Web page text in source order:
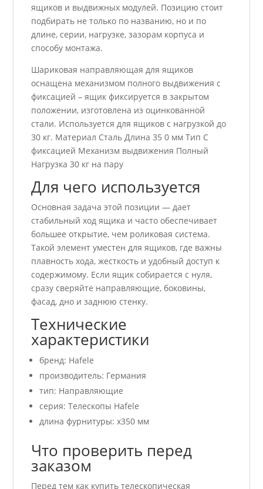
ящиков и выдвижных модулей. Позицию стоит
подбирать не только по названию, но и по
длине, серии, нагрузке, зазорам корпуса и
способу монтажа.
Шариковая направляющая для ящиков
оснащена механизмом полного выдвижения с
фиксацией – ящик фиксируется в закрытом
положении, изготовлена из оцинкованной
стали. Используется для ящиков с нагрузкой до
30 кг. Материал Сталь Длина 35 0 мм Тип С
фиксацией Механизм выдвижения Полный
Нагрузка 30 кг на пару
Для чего используется
Основная задача этой позиции — дает
стабильный ход ящика и часто обеспечивает
большее открытие, чем роликовая система.
Такой элемент уместен для ящиков, где важны
плавность хода, жесткость и удобный доступ к
содержимому. Если ящик собирается с нуля,
сразу сверяйте направляющие, боковины,
фасад, дно и заднюю стенку.
Технические
характеристики
бренд: Hafele
производитель: Германия
тип: Направляющие
серия: Телескопы Hafele
длина фурнитуры: x350 мм
Что проверить перед
заказом
Перед тем как купить телескопическая